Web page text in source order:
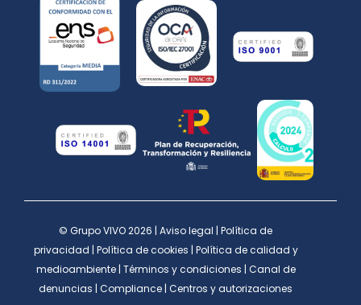
© Grupo VIVO 2026 |Aviso legal |Política de
privacidad | Política de cookies | Política de calidad y
medioambiente| Términos y condiciones | Canal de
denuncias |Compliance |Centros y autorizaciones